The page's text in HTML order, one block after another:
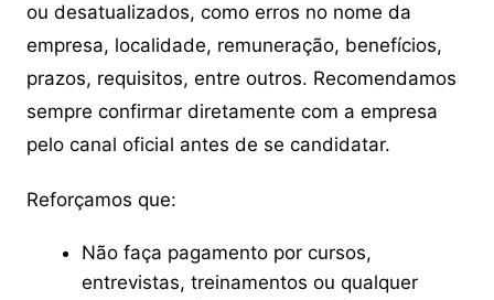
ou desatualizados, como erros no nome da
empresa, localidade, remuneração, benefícios,
prazos, requisitos, entre outros. Recomendamos
sempre confirmar diretamente com a empresa
pelo canal oficial antes de se candidatar.
Reforçamos que:
Não faça pagamento por cursos,
entrevistas, treinamentos ou qualquer